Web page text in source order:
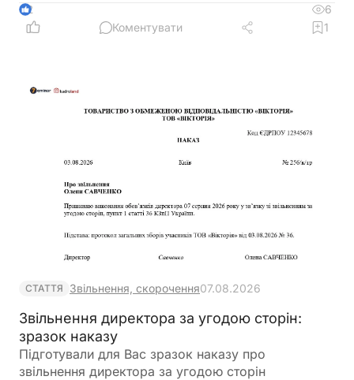
мати такі недоліки, якщо між сторонами угоди
виникне спір? У матеріалі розглянемо детальніше
2
6
Коментувати
1
СТАТТЯ Звільнення, скорочення07.08.2026
Звільнення директора за угодою сторін:
зразок наказу
Підготували для Вас зразок наказу про
звільнення директора за угодою сторін